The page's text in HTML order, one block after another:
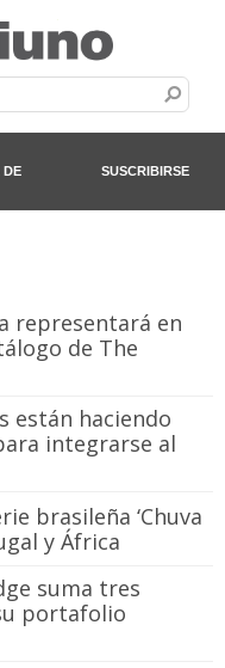
DE SUSCRIBIRSE
representará en
de The
están haciendo
integrarse al
brasileña ‘Chuva
y África
suma tres
portafolio